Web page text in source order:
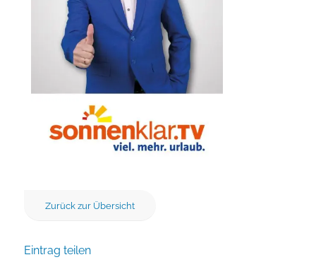
Zurück zur Übersicht
Eintrag teilen